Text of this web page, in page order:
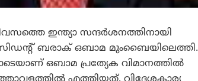
ഇന്ത്യാ സന്ദര്‍ശനത്തിനായി
ബരാക് ഒബാമ മുംബൈയിലെത്തി.
ഒബാമ പ്രത്യേക വിമാനത്തില്‍